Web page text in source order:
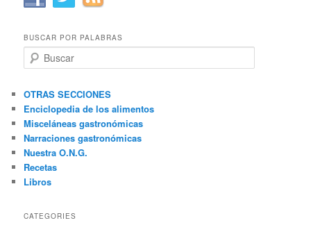
BUSCAR POR PALABRAS
u
c
a
r
OTRAS SECCIONES
Enciclopedia de los alimentos
Misceláneas gastronómicas
Narraciones gastronómicas
Nuestra O.N.G.
Recetas
Libros
CATEGORIES